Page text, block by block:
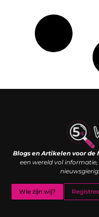
Blogs en Artikelen voor de
een wereld vol
Wie zijn wij?